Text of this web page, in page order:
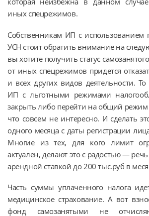
иных спецрежимов.
Собственникам ИП с использованием
УСН стоит обратить внимание на
вы хотите получить статус
от иных спецрежимов придется
и всех других видов деятельности.
ИП с льготными режимами
закрыть либо перейти на общий
что совсем не интересно. И сделать
одного месяца с даты регистрации
Многие из тех, для кого лимит
актуален, делают это с радостью —
арендной ставкой до 200 тыс.руб в
Часть суммы уплаченного налога
медицинское страхование. А вот
фонд самозанятыми не